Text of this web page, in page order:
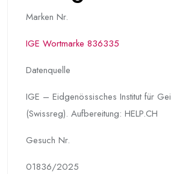
Marken Nr.
IGE Wortmarke 836335
Datenquelle
IGE – Eidgenössisches Institut für
(Swissreg). Aufbereitung: HELP.CH
Gesuch Nr.
01836/2025